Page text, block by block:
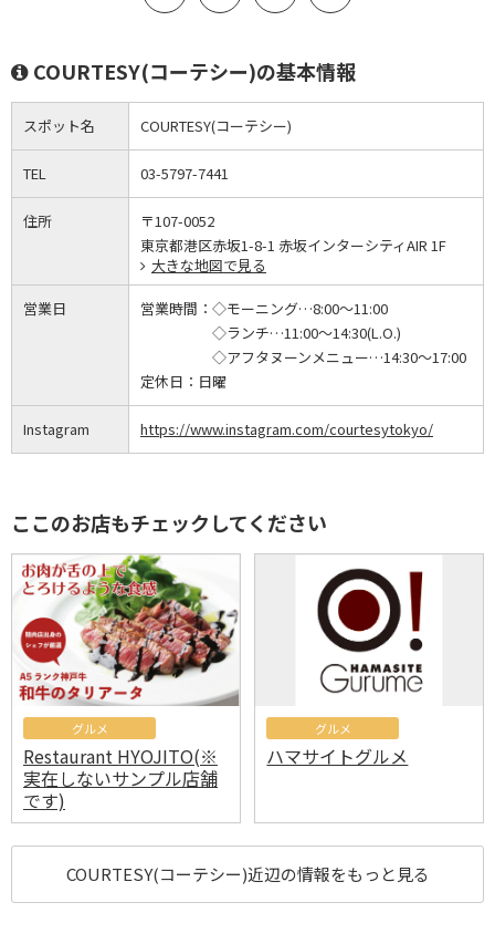
COURTESY(コーテシー)の基本情報
スポット名 COURTESY(コーテシー)
TEL 03-5797-7441
住所
〒107-0052
東京都港区赤坂1-8-1 赤坂インターシティAIR 1F
大きな地図で見る
営業日 営業時間： ◇モーニング…8:00～11:00
◇ランチ…11:00～14:30(L.O.)
◇アフタヌーンメニュー…14:30～17:00
定休日： 日曜
Instagram https://www.instagram.com/courtesytokyo/
ここのお店もチェックしてください
グルメ
Restaurant HYOJITO(※
実在しないサンプル店舗
です)
グルメ
ハマサイトグルメ
COURTESY(コーテシー)近辺の情報をもっと見る